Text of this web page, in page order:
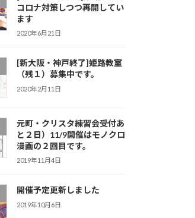
コロナ対策しつつ再開してい
ます
2020年6月21日
[新大阪・神戸終了]姫路教室
（残１）募集中です。
2020年2月11日
元町・クリスタ練習会受付あ
と２日）11/9開催はモノクロ
漫画の２回目です。
2019年11月4日
開催予定更新しました
2019年10月6日